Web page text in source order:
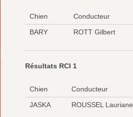
Chien Conducteur
BARY
ROTT Gilbert
Résultats RCI 1
Chien Conducteur
JASKA
ROUSSEL Lauriane